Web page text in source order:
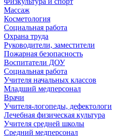
Массаж
Косметология
Социальная работа
Охрана труда
Руководители, заместители
Пожарная безопасность
Воспитатели ДОУ
Социальная работа
Учителя начальных классов
Младший медперсонал
Врачи
Учителя-логопеды, дефектологи
Лечебная физическая культура
Учителя средней школы
Средний медперсонал